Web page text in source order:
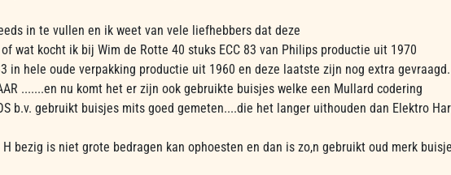
in te vullen en ik weet van vele liefhebbers dat deze
wat kocht ik bij Wim de Rotte 40 stuks ECC 83 van Philips productie uit 1970
in hele oude verpakking productie uit 1960 en deze laatste zijn nog extra gevraagd.
.......en nu komt het er zijn ook gebruikte buisjes welke een Mullard codering
b.v. gebruikt buisjes mits goed gemeten....die het langer uithouden dan Elektro
bezig is niet grote bedragen kan ophoesten en dan is zo,n gebruikt oud merk buisje